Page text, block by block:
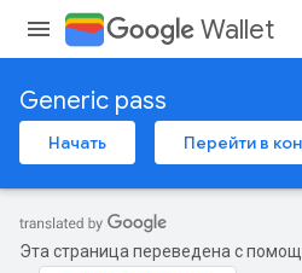
Wallet
Generic pass
Начать Перейти в
Эта страница переведена с